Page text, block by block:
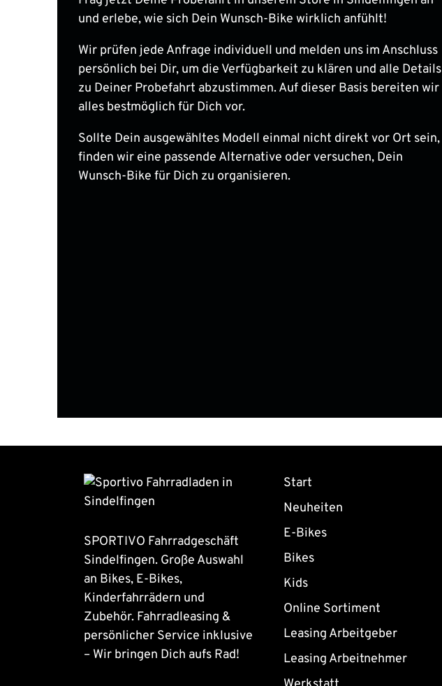
und erlebe, wie sich Dein Wunsch-Bike wirklich anfühlt!
Wir prüfen jede Anfrage individuell und melden uns im Anschluss
persönlich bei Dir, um die Verfügbarkeit zu klären und alle Details
zu Deiner Probefahrt abzustimmen. Auf dieser Basis bereiten wir
alles bestmöglich für Dich vor.
Sollte Dein ausgewähltes Modell einmal nicht direkt vor Ort sein,
finden wir eine passende Alternative oder versuchen, Dein
Wunsch-Bike für Dich zu organisieren.
SPORTIVO Fahrradgeschäft
Sindelfingen. Große Auswahl
an Bikes, E-Bikes,
Kinderfahrrädern und
Zubehör. Fahrradleasing &
persönlicher Service inklusive
– Wir bringen Dich aufs Rad!
Start
Neuheiten
E-Bikes
Bikes
Kids
Online Sortiment
Leasing Arbeitgeber
Leasing Arbeitnehmer